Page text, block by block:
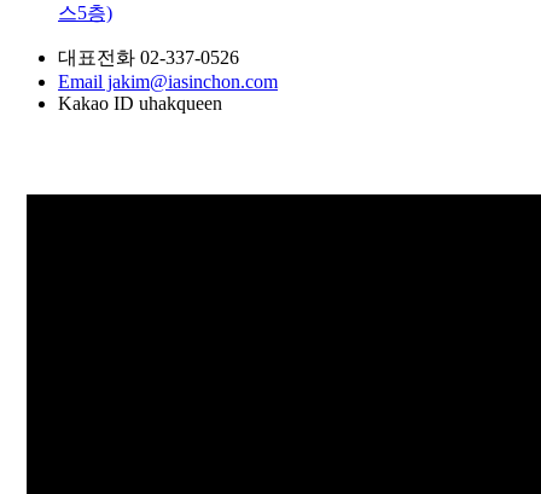
스5층)
대표전화 02-337-0526
Email jakim@iasinchon.com
Kakao ID uhakqueen